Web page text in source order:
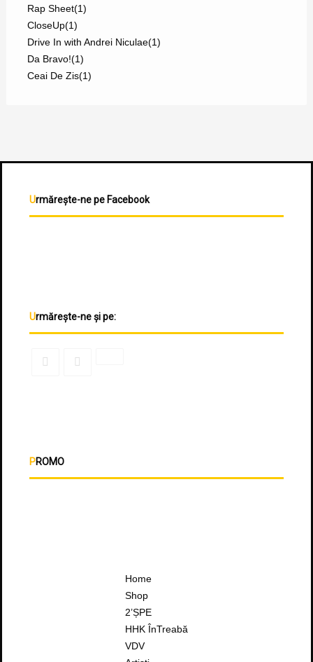
Rap Sheet(1)
CloseUp(1)
Drive In with Andrei Niculae(1)
Da Bravo!(1)
Ceai De Zis(1)
Urmărește-ne pe Facebook
Urmărește-ne și pe:
PROMO
Home
Shop
2’ȘPE
HHK ÎnTreabă
VDV